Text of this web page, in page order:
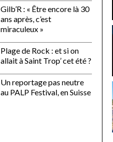
Gilb’R : « Être encore là 30
ans après, c’est
miraculeux »
Plage de Rock : et si on
allait à Saint Trop’ cet été ?
Un reportage pas neutre
au PALP Festival, en Suisse